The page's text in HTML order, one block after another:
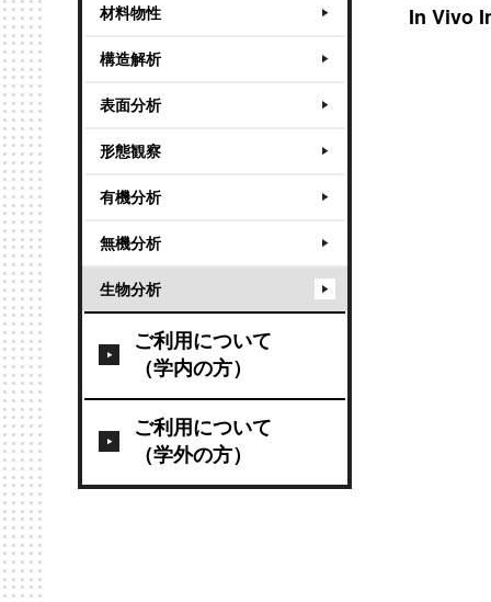
材料物性
構造解析
表面分析
形態観察
有機分析
無機分析
生物分析
ご利用について
（学内の方）
ご利用について
（学外の方）
In Vivo